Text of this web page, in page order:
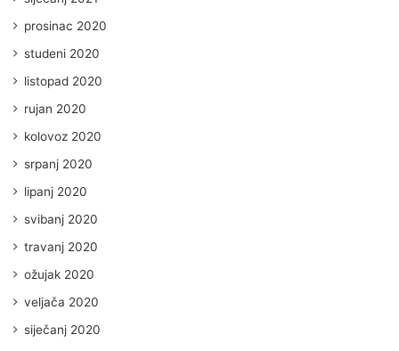
prosinac 2020
studeni 2020
listopad 2020
rujan 2020
kolovoz 2020
srpanj 2020
lipanj 2020
svibanj 2020
travanj 2020
ožujak 2020
veljača 2020
siječanj 2020